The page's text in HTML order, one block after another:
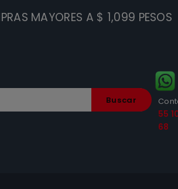
MAYORES A $ 1,099 PESOS
Buscar
55
68